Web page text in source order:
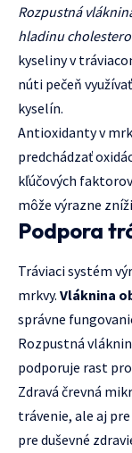
Rozpustná
hladinu
kyseliny v
núti pečeň
kyselín.
Antioxidanty v
predchádzať
kľúčových
môže výrazne
Podpora
Tráviaci systém
mrkvy. Vláknina
správne
Rozpustná
podporuje rast
Zdravá črevná
trávenie, ale aj
pre duševné